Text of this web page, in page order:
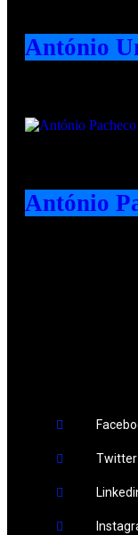
António
António
Twitter